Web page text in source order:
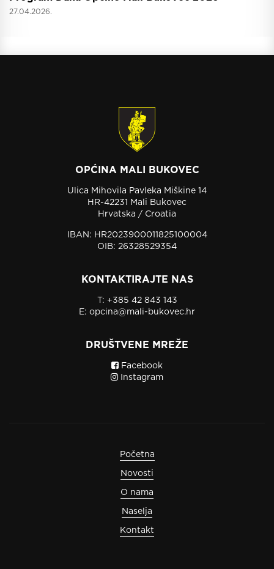
27.04.2026.
OPĆINA MALI BUKOVEC
Ulica Mihovila Pavleka Miškine 14
HR-42231 Mali Bukovec
Hrvatska / Croatia
IBAN: HR2023900011825100004
OIB: 26328529354
KONTAKTIRAJTE NAS
T: +385 42 843 143
E: opcina@mali-bukovec.hr
DRUŠTVENE MREŽE
Facebook
Instagram
Početna
Novosti
O nama
Naselja
Kontakt